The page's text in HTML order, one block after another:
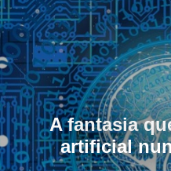
A fantasia
artificial